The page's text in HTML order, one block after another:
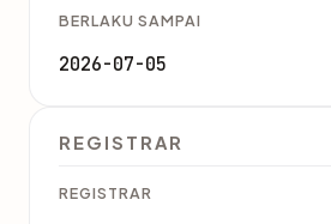
BERLAKU SAMPAI
2026-07-05
REGISTRAR
REGISTRAR